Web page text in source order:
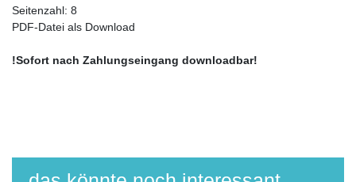
Seitenzahl: 8
PDF-Datei als Download
!Sofort nach Zahlungseingang downloadbar!